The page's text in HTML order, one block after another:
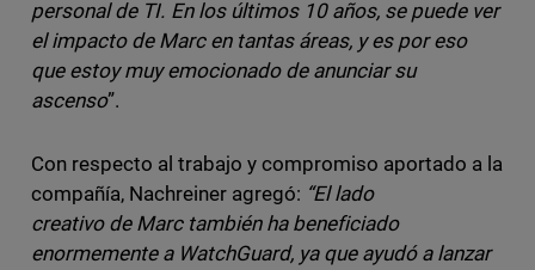
personal de TI. En los últimos 10 años, se puede ver
el impacto de Marc en tantas áreas, y es por eso
que estoy muy emocionado de anunciar su
ascenso”.
Con respecto al trabajo y compromiso aportado a la
compañía, Nachreiner agregó: “El lado
creativo de Marc también ha beneficiado
enormemente a WatchGuard, ya que ayudó a lanzar